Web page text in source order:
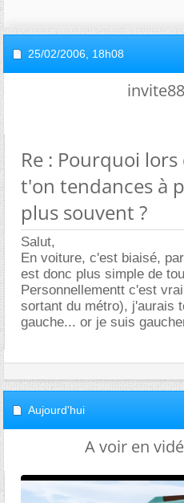
25/02/2006, 18h08
Re : Pourquoi
t'on tendances à
plus souvent ?
Salut,
En voiture, c'est biaisé,
est donc plus simple de
Personnellementt c'est
sortant du métro), j'aurais
gauche... or je suis
Aujourd'hui
A voir en